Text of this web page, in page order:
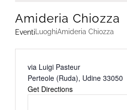
Amideria Chiozza
EventiLuoghiAmideria Chiozza
Address
via Luigi Pasteur
Perteole (Ruda), Udine 33050
Get Directions